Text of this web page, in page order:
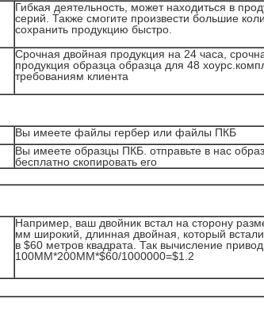
Гибкая деятельность, может находиться в
серий. Также смогите произвести большие
сохранить продукцию быстро.
Срочная двойная продукция на 24 часа,
продукция образца образца для 48
требованиям клиента
Вы имеете файлы гербер или файлы ПКБ
Вы имеете образцы ПКБ. отправьте в нас
бесплатно скопировать его
Например, ваш двойник встал на сторону
мм широкий, длинная двойная, который
в $60 метров квадрата. Так вычисление
100ММ*200ММ*$60/1000000=$1.2